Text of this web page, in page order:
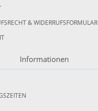
& WIDERRUFSFORMULAR
Informationen